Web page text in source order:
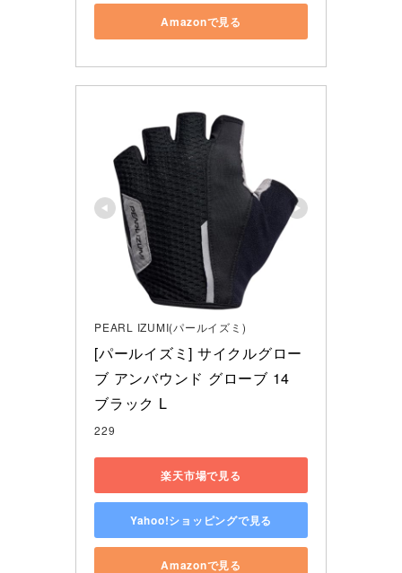
Amazonで見る
PEARL IZUMI(パールイズミ)
[パールイズミ] サイクルグロー
ブ アンバウンド グローブ 14
ブラック L
229
楽天市場で見る
Yahoo!ショッピングで見る
Amazonで見る